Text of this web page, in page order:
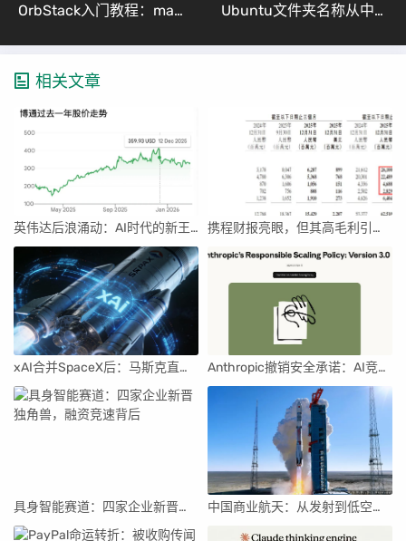
OrbStack入门教程：macOS上的轻量级容器与虚拟机管理工具 Ubuntu文件夹名称从中文改回英文完整教程（小白友好版）
相关文章
英伟达后浪涌动：AI时代的新王者与隐忧 携程财报亮眼，但其高毛利引发行业争议
xAI合并SpaceX后：马斯克直接介入，团队压力激增 Anthropic撤销安全承诺：AI竞赛中的伦理与商业博弈
具身智能赛道：四家企业新晋独角兽，融资竞速背后 中国商业航天：从发射到低空经济，全面加速